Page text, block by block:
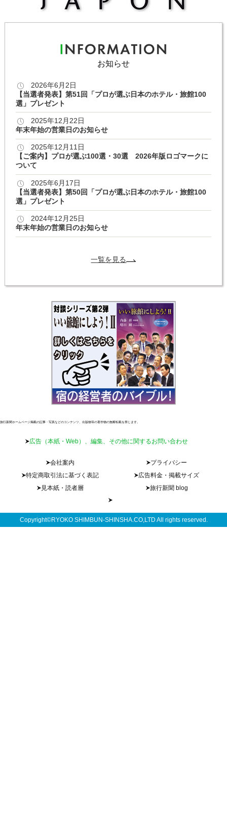
お知らせ
2026年6月2日
【当選者発表】第51回「プロが選ぶ日本のホテル・旅館100
選」プレゼント
2025年12月22日
年末年始の営業日のお知らせ
2025年12月11日
【ご案内】プロが選ぶ100選・30選 2026年版ロゴマークに
ついて
2025年6月17日
【当選者発表】第50回「プロが選ぶ日本のホテル・旅館100
選」プレゼント
2024年12月25日
年末年始の営業日のお知らせ
一覧を見る
旅行新聞ホームページ掲載の記事・写真などのコンテンツ、出版物等の著作物の無断転載を禁じます。
広告（本紙・Web）、編集、その他に関するお問い合わせ
会社案内
プライバシー
特定商取引法に基づく表記
広告料金・掲載サイズ
見本紙・読者層
旅行新聞 blog
Copyright©RYOKO SHIMBUN-SHINSHA.CO,LTD All rights reserved.